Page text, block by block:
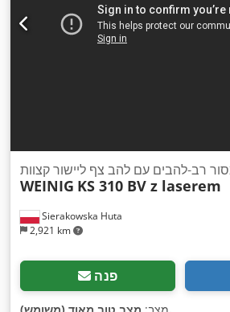
Sierakowska Huta
2,921 km
רב-להבים עם להב צף ליישור קצוות
WEINIG KS 310 BV z laserem
פנה